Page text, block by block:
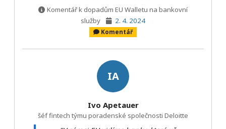
Komentář k dopadům EU Walletu na bankovní
služby
2. 4. 2024
Komentář
IA
Ivo Apetauer
šéf fintech týmu poradenské společnosti Deloitte